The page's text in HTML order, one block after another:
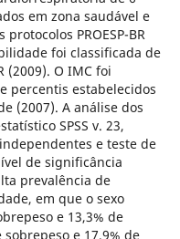
em zona saudável e
PROESP-BR
foi classificada de
(2009). O IMC foi
percentis estabelecidos
(2007). A análise dos
SPSS v. 23,
e teste de
de significância
prevalência de
em que o sexo
e 13,3% de
e 17,9% de